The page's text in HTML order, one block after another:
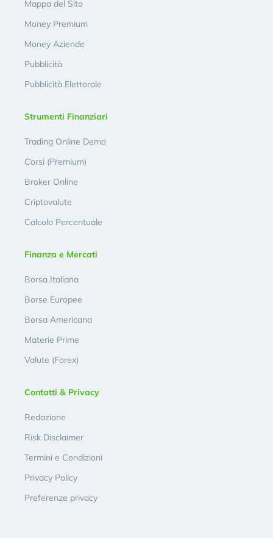
Mappa del Sito
Money Premium
Money Aziende
Pubblicità
Pubblicità Elettorale
Strumenti Finanziari
Trading Online Demo
Corsi (Premium)
Broker Online
Criptovalute
Calcolo Percentuale
Finanza e Mercati
Borsa Italiana
Borse Europee
Borsa Americana
Materie Prime
Valute (Forex)
Contatti & Privacy
Redazione
Risk Disclaimer
Termini e Condizioni
Privacy Policy
Preferenze privacy